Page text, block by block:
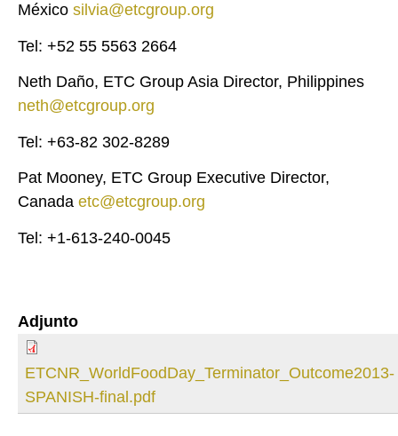
México silvia@etcgroup.org
Tel: +52 55 5563 2664
Neth Daño, ETC Group Asia Director, Philippines
neth@etcgroup.org
Tel: +63-82 302-8289
Pat Mooney, ETC Group Executive Director,
Canada etc@etcgroup.org
Tel: +1-613-240-0045
Adjunto
ETCNR_WorldFoodDay_Terminator_Outcome2013-
SPANISH-final.pdf